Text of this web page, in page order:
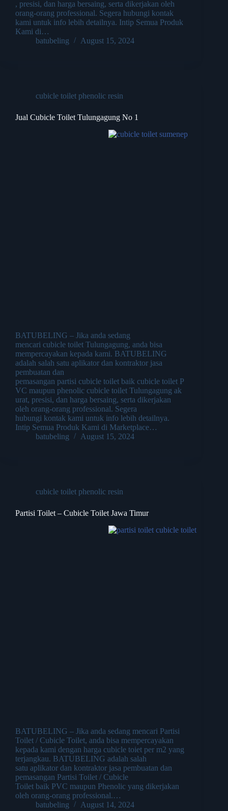
, presisi, dan harga bersaing, serta dikerjakan oleh
orang-orang professional. Segera hubungi kontak
kami untuk info lebih detailnya. Intip Semua Produk
Kami di…
batubeling
August 15, 2024
cubicle toilet phenolic resin
Jual Cubicle Toilet Tulungagung No 1
BATUBELING – Jika anda sedang
mencari cubicle toilet Tulungagung, anda bisa
mempercayakan kepada kami. BATUBELING
adalah salah satu aplikator dan kontraktor jasa
pembuatan dan
pemasangan partisi cubicle toilet baik cubicle toilet P
VC maupun phenolic cubicle toilet Tulungagung ak
urat, presisi, dan harga bersaing, serta dikerjakan
oleh orang-orang professional. Segera
hubungi kontak kami untuk info lebih detailnya.
Intip Semua Produk Kami di Marketplace…
batubeling
August 15, 2024
cubicle toilet phenolic resin
Partisi Toilet – Cubicle Toilet Jawa Timur
BATUBELING – Jika anda sedang mencari Partisi
Toilet / Cubicle Toilet, anda bisa mempercayakan
kepada kami dengan harga cubicle toiet per m2 yang
terjangkau. BATUBELING adalah salah
satu aplikator dan kontraktor jasa pembuatan dan
pemasangan Partisi Toilet / Cubicle
Toilet baik PVC maupun Phenolic yang dikerjakan
oleh orang-orang professional.…
batubeling
August 14, 2024